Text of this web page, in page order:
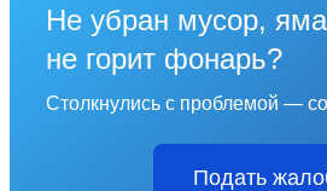
Не убран мусор,
не горит фонарь?
Столкнулись с проблемой —
Подать